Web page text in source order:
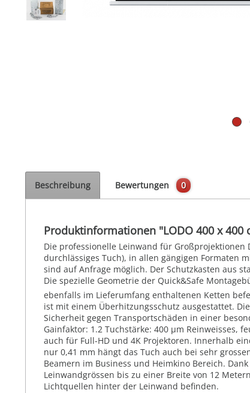
Beschreibung Bewertungen 0
Produktinformationen "LODO 400 x 400
Die professionelle Leinwand für Großprojektionen
durchlässiges Tuch), in allen gängigen Formaten
sind auf Anfrage möglich. Der Schutzkasten aus
Die spezielle Geometrie der Quick&Safe
ebenfalls im Lieferumfang enthaltenen Ketten
ist mit einem Überhitzungsschutz ausgestattet.
Sicherheit gegen Transportschäden in einer
Gainfaktor: 1.2 Tuchstärke: 400 µm Reinweisses,
auch für Full-HD und 4K Projektoren. Innerhalb
nur 0,41 mm hängt das Tuch auch bei sehr
Beamern im Business und Heimkino Bereich.
Leinwandgrössen bis zu einer Breite von 12
Lichtquellen hinter der Leinwand befinden.